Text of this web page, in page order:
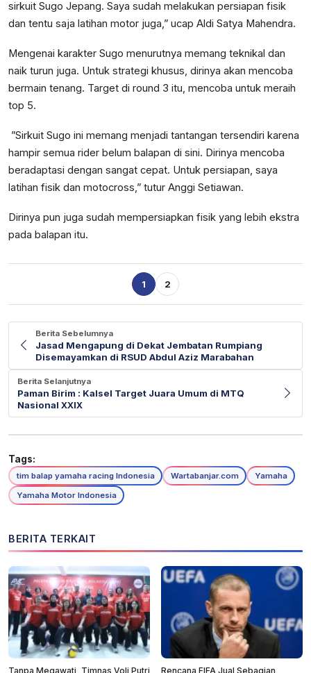
sirkuit Sugo Jepang. Saya sudah melakukan persiapan fisik
dan tentu saja latihan motor juga,” ucap Aldi Satya Mahendra.
Mengenai karakter Sugo menurutnya memang teknikal dan
naik turun juga. Untuk strategi khusus, dirinya akan mencoba
bermain tenang. Target di round 3 itu, mencoba untuk meraih
top 5.
”Sirkuit Sugo ini memang menjadi tantangan tersendiri karena
hampir semua rider belum balapan di sini. Dirinya mencoba
beradaptasi dengan sangat cepat. Untuk persiapan, saya
latihan fisik dan motocross,” tutur Anggi Setiawan.
Dirinya pun juga sudah mempersiapkan fisik yang lebih ekstra
pada balapan itu.
1 2
Berita Sebelumnya
Jasad Mengapung di Dekat Jembatan Rumpiang
Disemayamkan di RSUD Abdul Aziz Marabahan
Berita Selanjutnya
Paman Birim : Kalsel Target Juara Umum di MTQ
Nasional XXIX
Tags:
tim balap yamaha racing Indonesia Wartabanjar.com
Yamaha
Yamaha Motor Indonesia
BERITA TERKAIT
Tanpa Megawati, Timnas Voli Putri Rencana FIFA Jual Sebagian